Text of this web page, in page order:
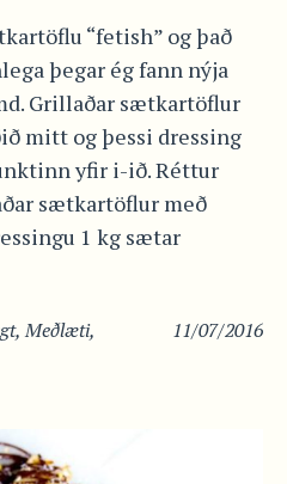
“fetish” og það
þegar ég fann nýja
Grillaðar sætkartöflur
mitt og þessi dressing
yfir i-ið. Réttur
sætkartöflur með
1 kg sætar
11/07/2016
,Meðlæti,